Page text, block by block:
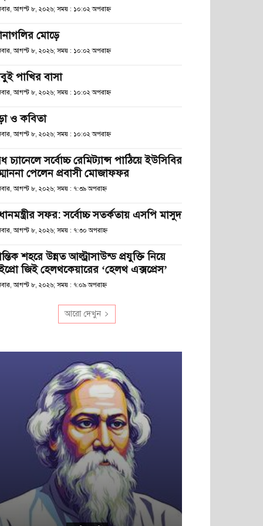
আগস্ট ৮, ২০২৬; সময় : ১০:০২ অপরাহ্ণ
মোড়ে
আগস্ট ৮, ২০২৬; সময় : ১০:০২ অপরাহ্ণ
পাখির বাসা
আগস্ট ৮, ২০২৬; সময় : ১০:০২ অপরাহ্ণ
ও কবিতা
আগস্ট ৮, ২০২৬; সময় : ১০:০২ অপরাহ্ণ
চ্যানেলে সর্বোচ্চ রেমিট্যান্স পাঠিয়ে ইউসিবির
পেলেন প্রবাসী মোজাফফর
আগস্ট ৮, ২০২৬; সময় : ৭:৩৯ অপরাহ্ণ
সফর: সর্বোচ্চ সতর্কতায় এসপি মাসুদ
আগস্ট ৮, ২০২৬; সময় : ৭:৩০ অপরাহ্ণ
শহরে উন্নত আল্ট্রাসাউন্ড প্রযুক্তি নিয়ে
জিই হেলথকেয়ারের ‘হেলথ এক্সপ্রেস’
আগস্ট ৮, ২০২৬; সময় : ৭:০৯ অপরাহ্ণ
আরো দেখুন